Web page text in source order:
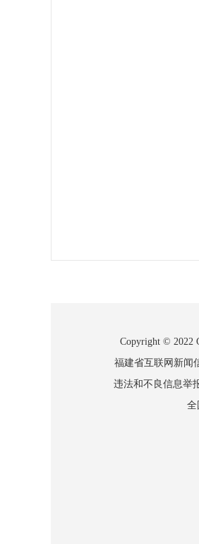
Copyright © 2022
福建省互联网新闻
违法和不良信息举
全